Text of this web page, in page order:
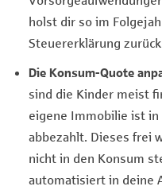
holst dir so im
Steuererklärung zurück.
Die Konsum-Quote
sind die Kinder meist
eigene Immobilie ist
abbezahlt. Dieses frei
nicht in den Konsum
automatisiert in deine